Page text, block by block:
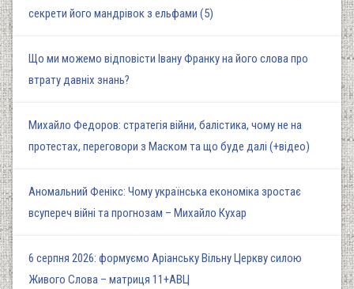
секрети його мандрівок з ельфами (5)
Що ми можемо відповісти Івану Франку на його слова про
втрату давніх знань?
Михайло Федоров: стратегія війни, балістика, чому не на
протестах, переговори з Маском та що буде далі (+відео)
Аномальний Фенікс: Чому українська економіка зростає
всупереч війні та прогнозам – Михайло Кухар
6 серпня 2026: формуємо Аріанську Вільну Церкву силою
Живого Слова – матриця 11+АВЦ